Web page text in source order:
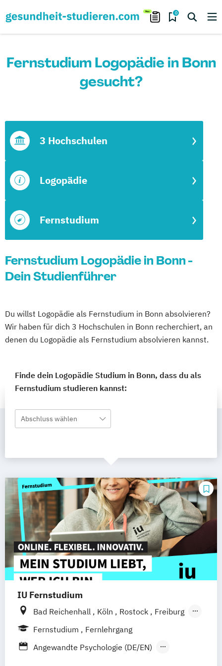
0
Fernstudium Logopädie in Bonn
gesucht?
Fernstudium
Logopädie
3 Hochschulen
Fernstudium Logopädie in Bonn -
Dein Studienführer
Du willst Logopädie als Fernstudium in Bonn absolvieren?
Wir haben für dich 3 Hochschulen in Bonn recherchiert, an
denen du Logopädie als Fernstudium absolvieren kannst.
Finde dein Logopädie Studium in Bonn, dass du als
Fernstudium studieren kannst:
Abschluss wählen
IU Fernstudium
Bad Reichenhall Köln Rostock
Freiburg
Kiel
Frankfurt am Main
Stuttgart
Deggendorf Karlsruhe
Kassel
Fernstudium
Fernlehrgang
Angewandte Psychologie (DE/EN)